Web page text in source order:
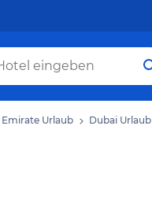
Urlaub Dubai Urlaub